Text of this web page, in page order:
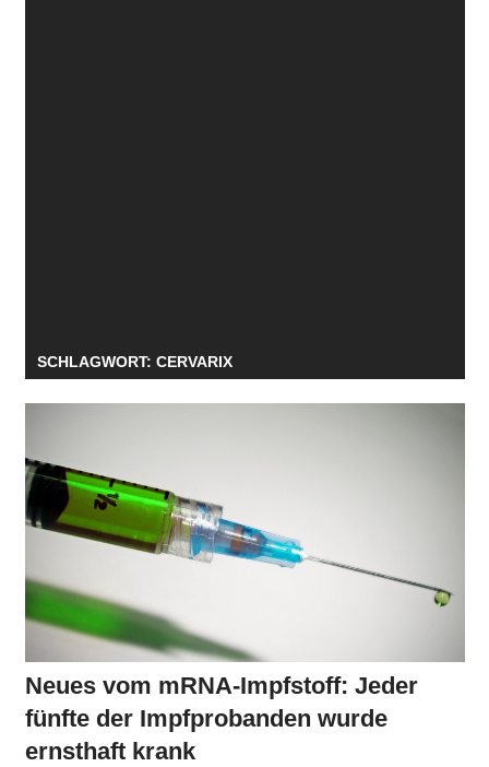
SCHLAGWORT: CERVARIX
Neues vom mRNA-Impfstoff: Jeder
fünfte der Impfprobanden wurde
ernsthaft krank